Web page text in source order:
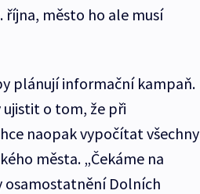
října, město ho ale musí
plánují informační kampaň.
o tom, že při
naopak vypočítat všechny
města. „Čekáme na
osamostatnění Dolních